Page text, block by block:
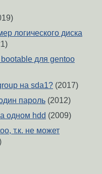
логического диска
для gentoo
на sda1? (2017)
пароль (2012)
одном hdd (2009)
т.к. не может